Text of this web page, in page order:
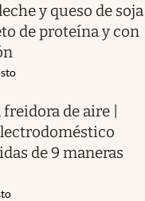
y queso de soja
de proteína y con
de aire |
de 9 maneras